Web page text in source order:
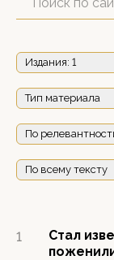
Издания: 1
Тип материала
По
По всему тексту
1
Стал